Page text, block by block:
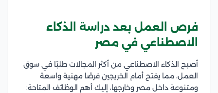
فرص العمل بعد دراسة الذكاء
الاصطناعي في مصر
أصبح الذكاء الاصطناعي من أكثر المجالات طلبًا في سوق
العمل، مما يفتح أمام الخريجين فرصًا مهنية واسعة
ومتنوعة داخل مصر وخارجها، إليك أهم الوظائف المتاحة: